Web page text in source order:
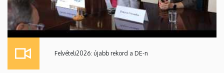
Felvételi2026: újabb rekord a DE-n